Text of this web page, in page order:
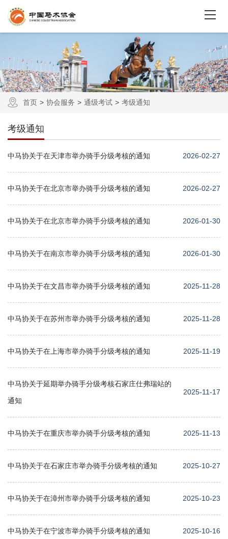
首页 协会服务 通级考试 考级通知
考级通知
中马协关于在天津市举办骑手分级考核的通知 2026-02-27
中马协关于在北京市举办骑手分级考核的通知 2026-02-27
中马协关于在北京市举办骑手分级考核的通知 2026-01-30
中马协关于在南京市举办骑手分级考核的通知 2026-01-30
中马协关于在文昌市举办骑手分级考核的通知 2025-11-28
中马协关于在苏州市举办骑手分级考核的通知 2025-11-28
中马协关于在上海市举办骑手分级考核的通知 2025-11-19
中马协关于延期举办骑手分级考核石家庄仕弗瑞站的
通知
2025-11-17
中马协关于在重庆市举办骑手分级考核的通知 2025-11-13
中马协关于在石家庄市举办骑手分级考核的通知 2025-10-27
中马协关于在漳州市举办骑手分级考核的通知 2025-10-23
中马协关于在宁波市举办骑手分级考核的通知 2025-10-16